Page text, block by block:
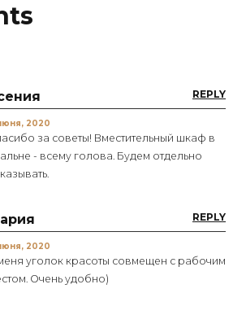
REPLY
2020
за советы! Вместительный шкаф в
- всему голова. Будем отдельно
REPLY
2020
уголок красоты совмещен с рабочим
Очень удобно)